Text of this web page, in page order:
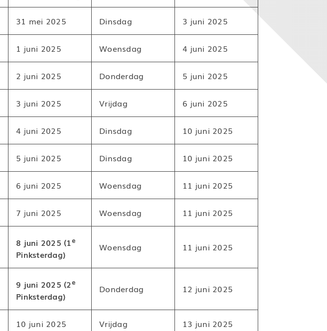
31 mei 2025 Dinsdag 3 juni 2025
1 juni 2025 Woensdag 4 juni 2025
2 juni 2025 Donderdag 5 juni 2025
3 juni 2025 Vrijdag 6 juni 2025
4 juni 2025 Dinsdag 10 juni 2025
5 juni 2025 Dinsdag 10 juni 2025
6 juni 2025 Woensdag 11 juni 2025
7 juni 2025 Woensdag 11 juni 2025
8 juni 2025 (1e
Pinksterdag)
Woensdag 11 juni 2025
9 juni 2025 (2e
Pinksterdag)
Donderdag 12 juni 2025
10 juni 2025 Vrijdag 13 juni 2025